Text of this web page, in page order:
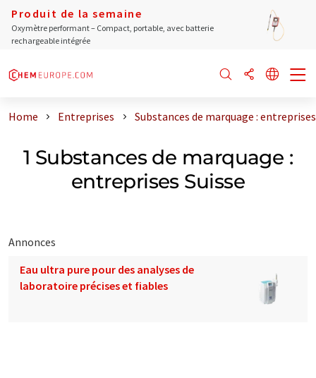
Produit de la semaine
Oxymètre performant – Compact, portable, avec batterie
rechargeable intégrée
Home Entreprises Substances de marquage :
1 Substances de marquage :
entreprises Suisse
Annonces
Eau ultra pure pour des analyses de
laboratoire précises et fiables